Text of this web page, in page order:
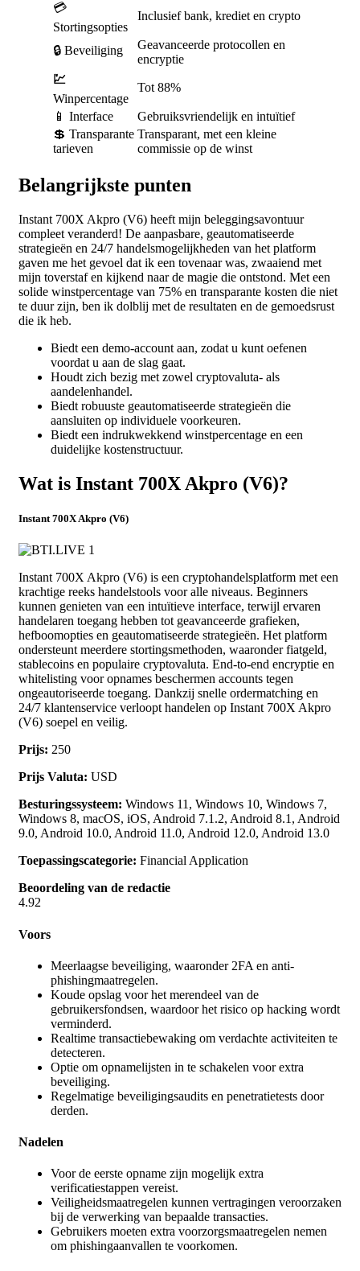
💳
Stortingsopties
Inclusief bank, krediet en crypto
🔒 Beveiliging
Geavanceerde protocollen en
encryptie
💹
Winpercentage
Tot 88%
📱 Interface
Gebruiksvriendelijk en intuïtief
💲 Transparante
tarieven
Transparant, met een kleine
commissie op de winst
Belangrijkste punten
Instant 700X Akpro (V6) heeft mijn beleggingsavontuur
compleet veranderd! De aanpasbare, geautomatiseerde
strategieën en 24/7 handelsmogelijkheden van het platform
gaven me het gevoel dat ik een tovenaar was, zwaaiend met
mijn toverstaf en kijkend naar de magie die ontstond. Met een
solide winstpercentage van 75% en transparante kosten die niet
te duur zijn, ben ik dolblij met de resultaten en de gemoedsrust
die ik heb.
Biedt een demo-account aan, zodat u kunt oefenen
voordat u aan de slag gaat.
Houdt zich bezig met zowel cryptovaluta- als
aandelenhandel.
Biedt robuuste geautomatiseerde strategieën die
aansluiten op individuele voorkeuren.
Biedt een indrukwekkend winstpercentage en een
duidelijke kostenstructuur.
Wat is Instant 700X Akpro (V6)?
Instant 700X Akpro (V6)
Instant 700X Akpro (V6) is een cryptohandelsplatform met een
krachtige reeks handelstools voor alle niveaus. Beginners
kunnen genieten van een intuïtieve interface, terwijl ervaren
handelaren toegang hebben tot geavanceerde grafieken,
hefboomopties en geautomatiseerde strategieën. Het platform
ondersteunt meerdere stortingsmethoden, waaronder fiatgeld,
stablecoins en populaire cryptovaluta. End-to-end encryptie en
whitelisting voor opnames beschermen accounts tegen
ongeautoriseerde toegang. Dankzij snelle ordermatching en
24/7 klantenservice verloopt handelen op Instant 700X Akpro
(V6) soepel en veilig.
Prijs: 250
Prijs Valuta: USD
Besturingssysteem: Windows 11, Windows 10, Windows 7,
Windows 8, macOS, iOS, Android 7.1.2, Android 8.1, Android
9.0, Android 10.0, Android 11.0, Android 12.0, Android 13.0
Toepassingscategorie: Financial Application
Beoordeling van de redactie
4.92
Voors
Meerlaagse beveiliging, waaronder 2FA en anti-
phishingmaatregelen.
Koude opslag voor het merendeel van de
gebruikersfondsen, waardoor het risico op hacking wordt
verminderd.
Realtime transactiebewaking om verdachte activiteiten te
detecteren.
Optie om opnamelijsten in te schakelen voor extra
beveiliging.
Regelmatige beveiligingsaudits en penetratietests door
derden.
Nadelen
Voor de eerste opname zijn mogelijk extra
verificatiestappen vereist.
Veiligheidsmaatregelen kunnen vertragingen veroorzaken
bij de verwerking van bepaalde transacties.
Gebruikers moeten extra voorzorgsmaatregelen nemen
om phishingaanvallen te voorkomen.